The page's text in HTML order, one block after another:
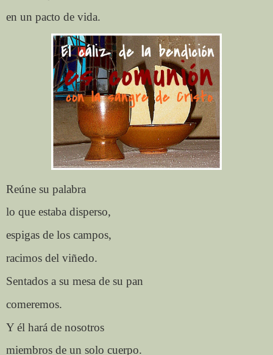
en un pacto de vida.
Reúne su palabra
lo que estaba disperso,
espigas de los campos,
racimos del viñedo.
Sentados a su mesa de su pan
comeremos.
Y él hará de nosotros
miembros de un solo cuerpo.